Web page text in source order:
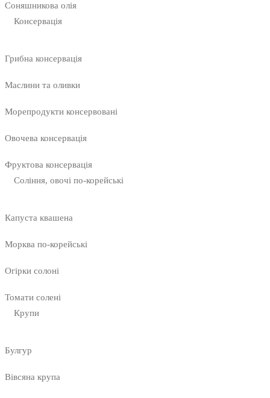
Соняшникова олія
Консервація
Грибна консервація
Маслини та оливки
Морепродукти консервовані
Овочева консервація
Фруктова консервація
Соління, овочі по-корейські
Капуста квашена
Морква по-корейські
Огірки солоні
Томати солені
Крупи
Булгур
Вівсяна крупа